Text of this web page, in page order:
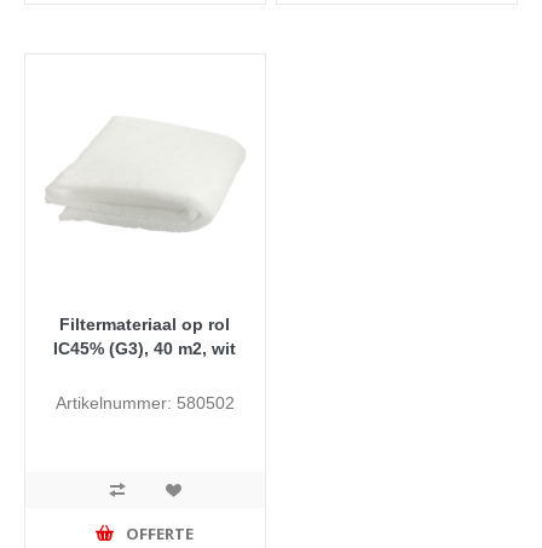
Filtermateriaal op rol
IC45% (G3), 40 m2, wit
Artikelnummer: 580502
OFFERTE